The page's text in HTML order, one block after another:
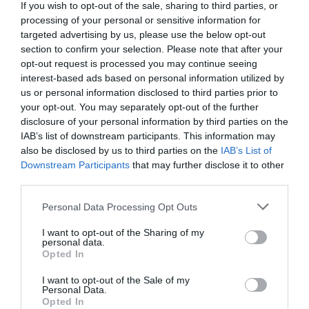
If you wish to opt-out of the sale, sharing to third parties, or
processing of your personal or sensitive information for
targeted advertising by us, please use the below opt-out
section to confirm your selection. Please note that after your
opt-out request is processed you may continue seeing
interest-based ads based on personal information utilized by
us or personal information disclosed to third parties prior to
your opt-out. You may separately opt-out of the further
disclosure of your personal information by third parties on the
IAB’s list of downstream participants. This information may
also be disclosed by us to third parties on the IAB’s List of
Downstream Participants that may further disclose it to other
Please note that this website/app uses one or more Google
not limited to your visit or usage behaviour. You may click to
grant or deny consent to Google and its third-party tags to
use your data for below specified purposes in below Google
consent section.
Personal Data Processing Opt Outs
I want to opt-out of the Sharing of my
personal data.
Opted In
I want to opt-out of the Sale of my
Personal Data.
Opted In
στα 7 εκατομμύρια τουρίστες ενώ την χρονιά
που μας πέρασε ανακτήθηκε ένα σημαντικό
μέρος των απωλειών, χωρίς ακόμη όμως να
υπάρχουν διαθέσιμα στοιχεία για τον
αριθμό των τουριστών που επισκέφθηκε την
χώρα μας. Όπως προκύπτει από στοιχεία
του ΣΕΤΕ το χρονικό διάστημα 2010-2020,
την πρώτη θέση στις αφίξεις από την Ε.Ε.
κατέχει η Γερμανία και εκτός Ε.Ε. το Ηνωμένο
Βασίλειο, οι ΗΠΑ και η Ρωσία. Συνολικά το
60% των τουριστών προέρχεται από χώρες
της Ε.Ε. και το 40% από χώρες εκτός της ΕΕ.